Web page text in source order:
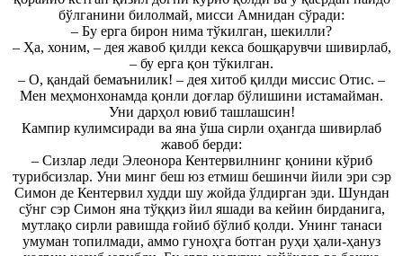
бўлганини билолмай, мисси Амнидан сўради:
– Бу ерга бирон нима тўкилган, шекилли?
– Ҳа, хоним, – дея жавоб қилди кекса бошқарувчи шивирлаб,
– бу ерга қон тўкилган.
– О, қандай бемаънилик! – дея хитоб қилди миссис Отис. –
Мен меҳмонхонамда қонли доғлар бўлишини истамайман.
Уни дарҳол ювиб ташлашсин!
Кампир кулимсиради ва яна ўша сирли оҳангда шивирлаб
жавоб берди:
– Сизлар леди Элеонора Кентервилнинг қонини кўриб
турибсизлар. Уни минг беш юз етмиш бешинчи йили эри сэр
Симон де Кентервил худди шу жойда ўлдирган эди. Шундан
сўнг сэр Симон яна тўққиз йил яшади ва кейин бирданига,
мутлақо сирли равишда ғойиб бўлиб қолди. Унинг танаси
умуман топилмади, аммо гуноҳга ботган руҳи ҳали-ҳануз